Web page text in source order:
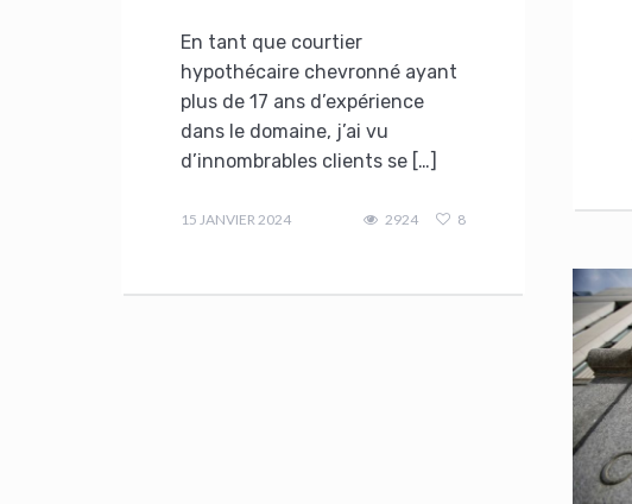
En tant que courtier
hypothécaire chevronné ayant
plus de 17 ans d’expérience
dans le domaine, j’ai vu
d’innombrables clients se […]
15 JANVIER 2024 2924 8